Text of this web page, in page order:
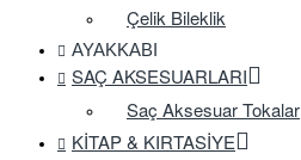
Çelik Bileklik
AYAKKABI
SAÇ AKSESUARLARI
Saç Aksesuar Tokalar
KITAP & KIRTASIYE